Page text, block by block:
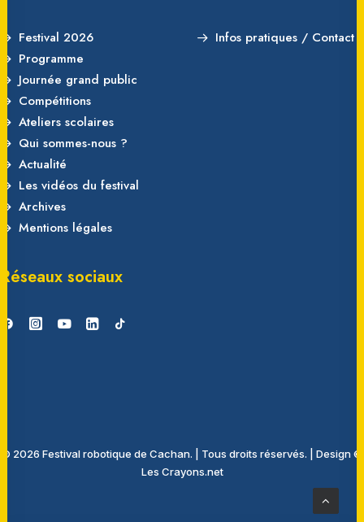
Festival 2026
Programme
Journée grand public
Compétitions
Ateliers scolaires
Qui sommes-nous ?
Actualité
Les vidéos du festival
Archives
Mentions légales
Infos pratiques / Contact
Réseaux sociaux
© 2026 Festival robotique de Cachan. Tous droits réservés.
Design ©
Les Crayons.net